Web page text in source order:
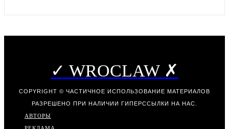
✓ WROCLAW ✗
COPYRIGHT © ЧАСТИЧНОЕ ИСПОЛЬЗОВАНИЕ МАТЕРИАЛОВ
РАЗРЕШЕНО ПРИ НАЛИЧИИ ГИПЕРССЫЛКИ НА НАС.
АВТОРЫ